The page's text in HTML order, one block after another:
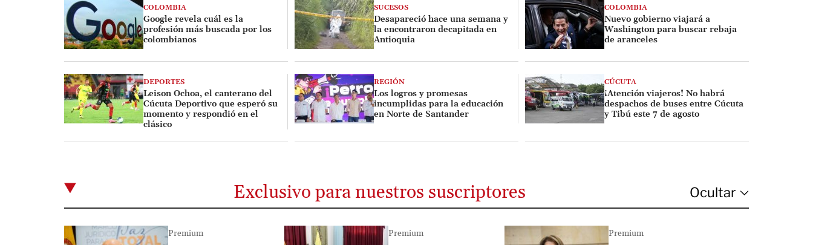
COLOMBIA
Google revela cuál es la
profesión más buscada por los
colombianos
SUCESOS
Desapareció hace una semana y
la encontraron decapitada en
Antioquia
COLOMBIA
Nuevo gobierno viajará a
Washington para buscar rebaja
de aranceles
DEPORTES
Leison Ochoa, el canterano del
Cúcuta Deportivo que esperó su
momento y respondió en el
clásico
REGIÓN
Los logros y promesas
incumplidas para la educación
en Norte de Santander
CÚCUTA
¡Atención viajeros! No habrá
despachos de buses entre Cúcuta
y Tibú este 7 de agosto
Exclusivo para nuestros suscriptores
Premium Premium Premium